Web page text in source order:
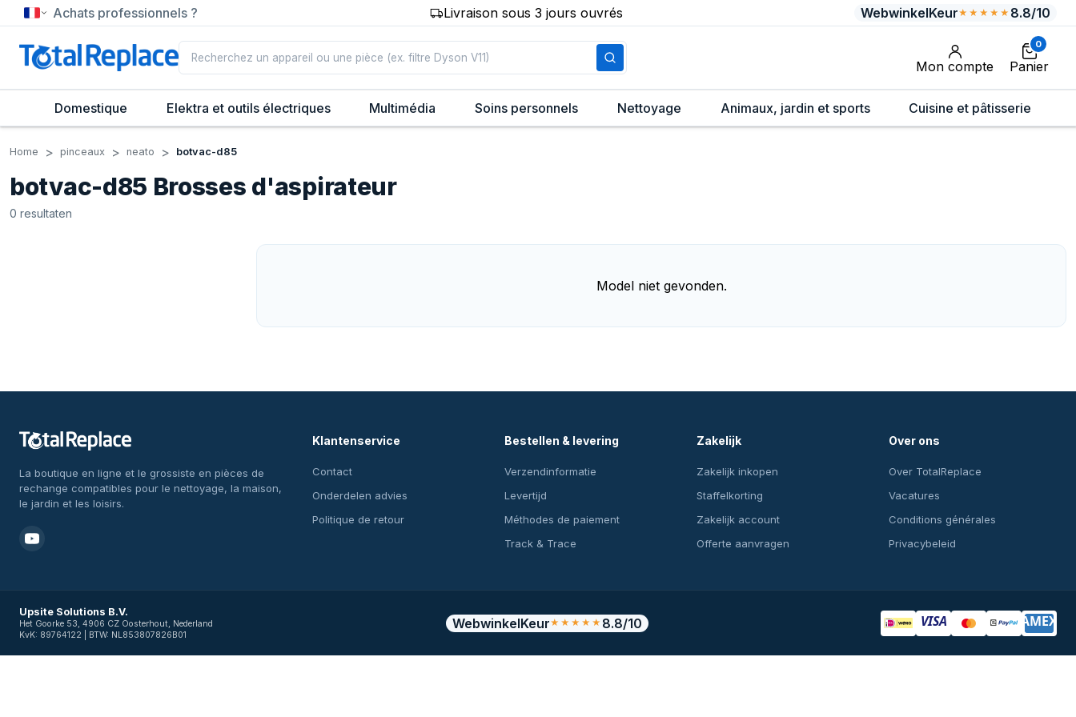
Achats professionnels ? Livraison sous 3 jours ouvrés WebwinkelKeur★★★★★ 8.8/10
Mon compte
0
Panier
Domestique Elektra et outils électriques Multimédia Soins personnels Nettoyage Animaux, jardin et sports Cuisine et pâtisserie
Home pinceaux neato botvac-d85
botvac-d85 Brosses d'aspirateur
0 resultaten
Model niet gevonden.
La boutique en ligne et le grossiste en pièces de
rechange compatibles pour le nettoyage, la maison,
le jardin et les loisirs.
Klantenservice
Contact
Onderdelen advies
Politique de retour
Bestellen & levering
Verzendinformatie
Levertijd
Méthodes de paiement
Track & Trace
Zakelijk
Zakelijk inkopen
Staffelkorting
Zakelijk account
Offerte aanvragen
Over ons
Over TotalReplace
Vacatures
Conditions générales
Privacybeleid
Upsite Solutions B.V.
Het Goorke 53, 4906 CZ Oosterhout, Nederland
KvK: 89764122 | BTW: NL853807826B01
WebwinkelKeur★★★★★ 8.8/10 VISA AMEX